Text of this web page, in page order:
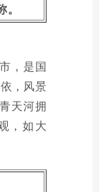
，是国
，风景
天河拥
，如大